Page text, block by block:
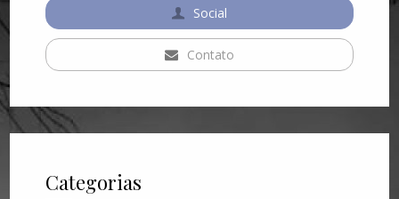
Social
Contato
Categorias